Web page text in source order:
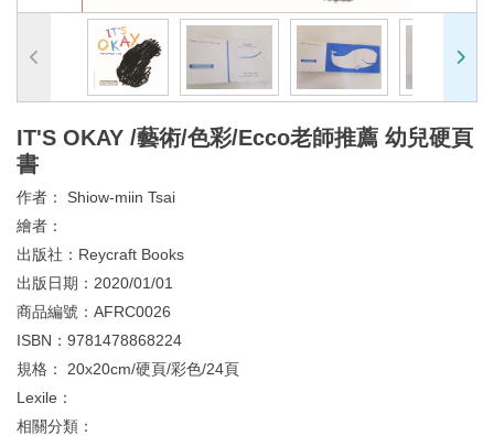
IT'S OKAY /藝術/色彩/Ecco老師推薦 幼兒硬頁
書
作者： Shiow-miin Tsai
繪者：
出版社： Reycraft Books
出版日期： 2020/01/01
商品編號： AFRC0026
ISBN： 9781478868224
規格： 20x20cm/硬頁/彩色/24頁
Lexile：
相關分類：